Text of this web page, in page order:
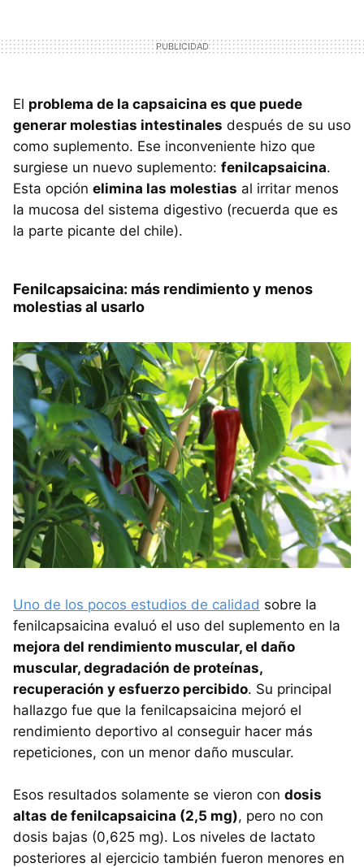
El problema de la capsaicina es que puede
generar molestias intestinales después de su uso
como suplemento. Ese inconveniente hizo que
surgiese un nuevo suplemento: fenilcapsaicina.
Esta opción elimina las molestias al irritar menos
la mucosa del sistema digestivo (recuerda que es
la parte picante del chile).
Fenilcapsaicina: más rendimiento y menos
molestias al usarlo
Uno de los pocos estudios de calidad sobre la
fenilcapsaicina evaluó el uso del suplemento en la
mejora del rendimiento muscular, el daño
muscular, degradación de proteínas,
recuperación y esfuerzo percibido. Su principal
hallazgo fue que la fenilcapsaicina mejoró el
rendimiento deportivo al conseguir hacer más
repeticiones, con un menor daño muscular.
Esos resultados solamente se vieron con dosis
altas de fenilcapsaicina (2,5 mg), pero no con
dosis bajas (0,625 mg). Los niveles de lactato
posteriores al ejercicio también fueron menores en